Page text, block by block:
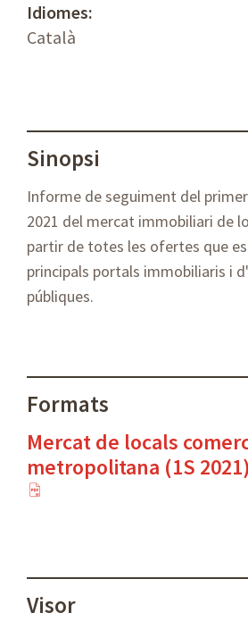
Idiomes:
Català
Sinopsi
Informe de seguiment del
2021 del mercat immobiliari de
partir de totes les ofertes que
principals portals immobiliaris i
públiques.
Formats
Mercat de locals
metropolitana (1S 2021)
Visor